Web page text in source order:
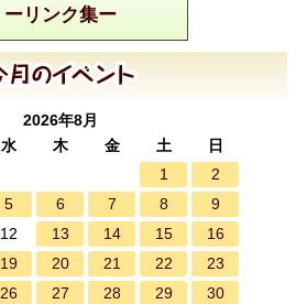
ーリンク集ー
2026年8月
水 木 金 土
日
1
2
5 6 7 8
9
12 13 14 15
16
19 20 21 22
23
26 27 28 29
30